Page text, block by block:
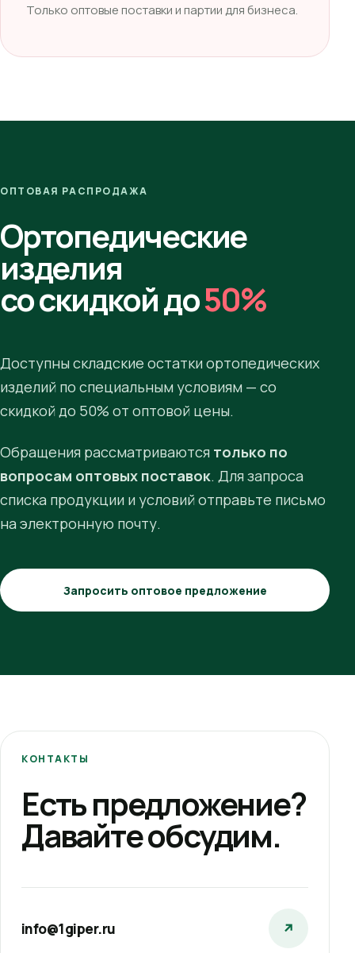
Только оптовые поставки и партии для бизнеса.
ОПТОВАЯ РАСПРОДАЖА
Ортопедические
изделия
со скидкой до50%
Доступны складские остатки ортопедических
изделий по специальным условиям — со
скидкой до 50% от оптовой цены.
Обращения рассматриваются только по
вопросам оптовых поставок. Для запроса
списка продукции и условий отправьте письмо
на электронную почту.
Запросить оптовое предложение
КОНТАКТЫ
Есть предложение?
Давайте обсудим.
info@1giper.ru ↗